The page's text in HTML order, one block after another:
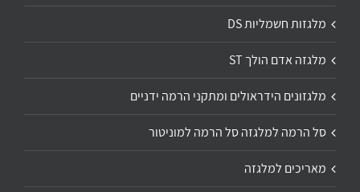
מלגזות חשמליות DS
מלגזה אדם הולך ST
מלגזונים הידראולים ומתקני הרמה ידניים
סל הרמה למלגזה סל הרמה למוניטור
מאריכים למלגזה